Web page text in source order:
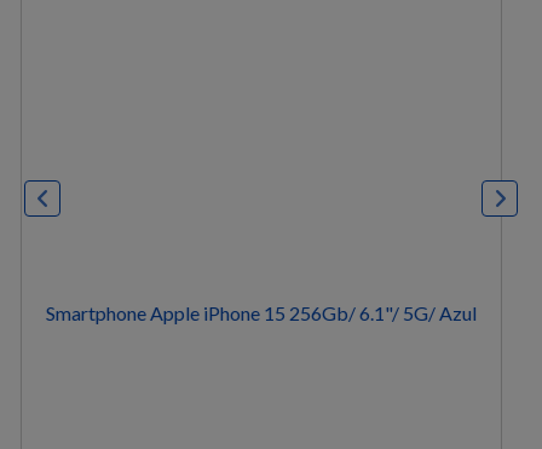
Smartphone Apple iPhone 16 128GB/ 6.1"/ 5G/ Blanco